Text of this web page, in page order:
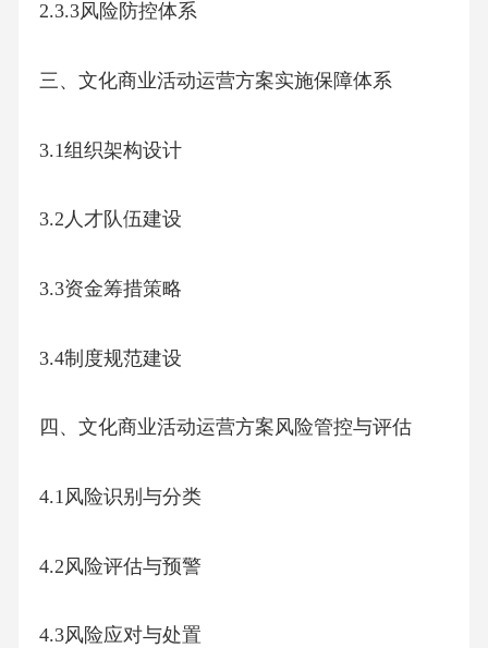
2.3.3风险防控体系
三、文化商业活动运营方案实施保障体系
3.1组织架构设计
3.2人才队伍建设
3.3资金筹措策略
3.4制度规范建设
四、文化商业活动运营方案风险管控与评估
4.1风险识别与分类
4.2风险评估与预警
4.3风险应对与处置